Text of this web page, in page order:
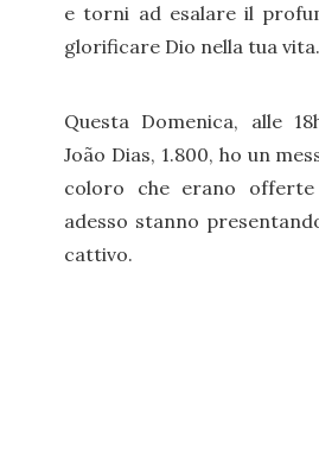
e torni ad esalare il
glorificare Dio nella tua vita.
Questa Domenica, alle
João Dias, 1.800, ho un
coloro che erano
adesso stanno
cattivo.